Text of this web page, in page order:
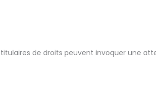
de droits peuvent invoquer une